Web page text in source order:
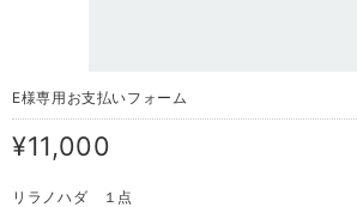
E様専用お支払いフォーム
¥11,000
リラノハダ １点